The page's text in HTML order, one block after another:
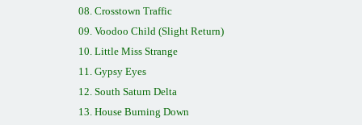
08. Crosstown Traffic
09. Voodoo Child (Slight Return)
10. Little Miss Strange
11. Gypsy Eyes
12. South Saturn Delta
13. House Burning Down